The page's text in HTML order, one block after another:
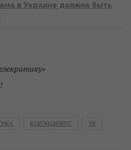
в Украине должна быть
!
КОРОНАВИРУС ТВ